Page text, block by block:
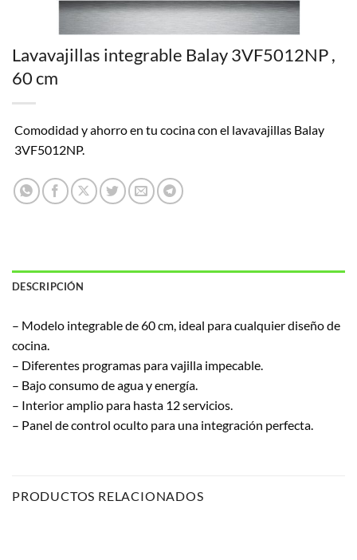
Lavavajillas integrable Balay 3VF5012NP ,
60 cm
Comodidad y ahorro en tu cocina con el lavavajillas Balay
3VF5012NP.
DESCRIPCIÓN
– Modelo integrable de 60 cm, ideal para cualquier diseño de
cocina.
– Diferentes programas para vajilla impecable.
– Bajo consumo de agua y energía.
– Interior amplio para hasta 12 servicios.
– Panel de control oculto para una integración perfecta.
PRODUCTOS RELACIONADOS